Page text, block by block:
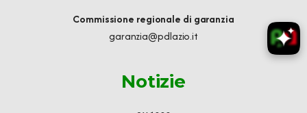
Commissione regionale di garanzia
garanzia@pdlazio.it
Notizie